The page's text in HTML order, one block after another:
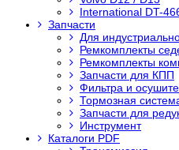
International DT-
Запчасти
Для
Ремкомплекты
Ремкомплекты
Запчасти для КПП
Фильтра и
Тормозная
Запчасти для
Инструмент
Каталоги PDF